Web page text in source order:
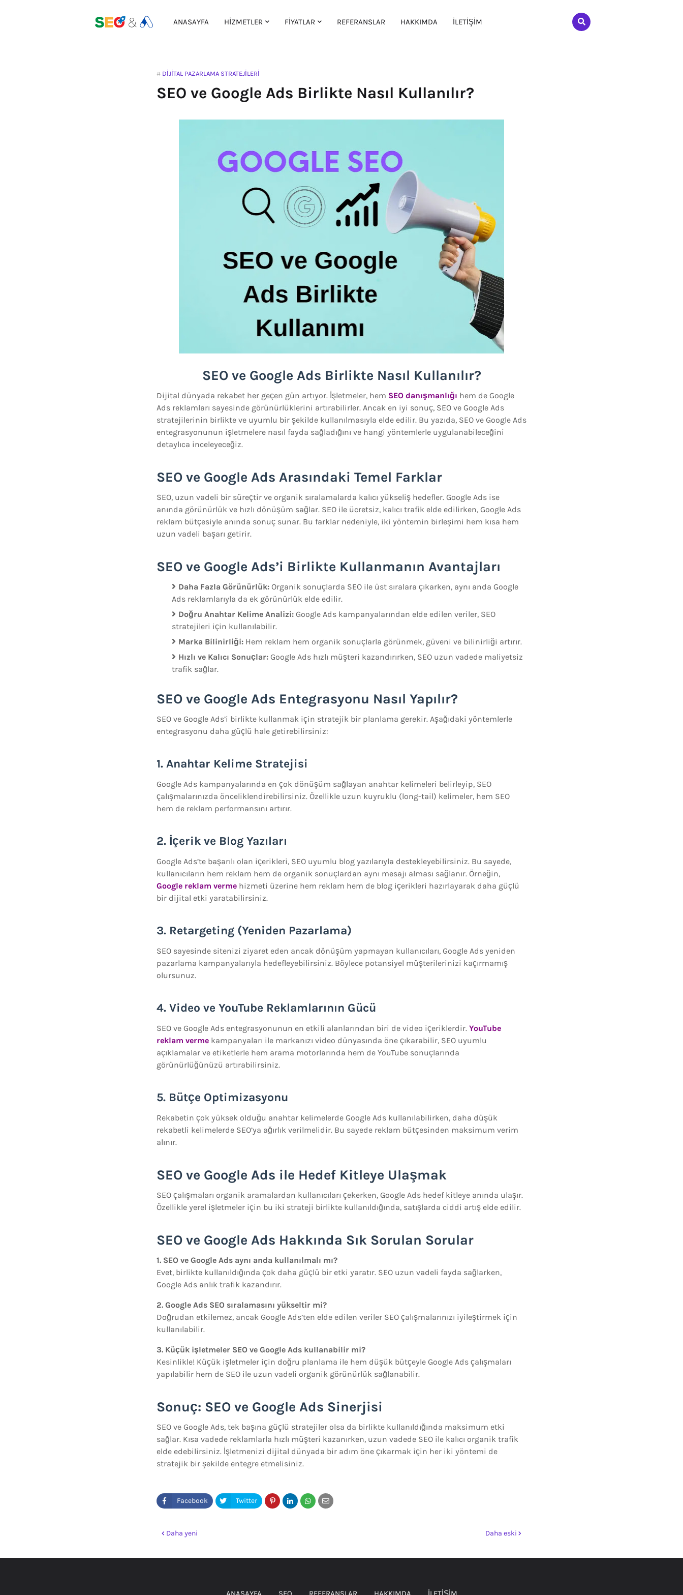
ANASAYFA HİZMETLER FİYATLAR REFERANSLAR HAKKIMDA İLETİŞİM
DIJITAL PAZARLAMA STRATEJILERI
SEO ve Google Ads Birlikte Nasıl Kullanılır?
SEO ve Google Ads Birlikte Nasıl Kullanılır?
Dijital dünyada rekabet her geçen gün artıyor. İşletmeler, hem SEO danışmanlığı hem de Google
Ads reklamları sayesinde görünürlüklerini artırabilirler. Ancak en iyi sonuç, SEO ve Google Ads
stratejilerinin birlikte ve uyumlu bir şekilde kullanılmasıyla elde edilir. Bu yazıda, SEO ve Google Ads
entegrasyonunun işletmelere nasıl fayda sağladığını ve hangi yöntemlerle uygulanabileceğini
detaylıca inceleyeceğiz.
SEO ve Google Ads Arasındaki Temel Farklar
SEO, uzun vadeli bir süreçtir ve organik sıralamalarda kalıcı yükseliş hedefler. Google Ads ise
anında görünürlük ve hızlı dönüşüm sağlar. SEO ile ücretsiz, kalıcı trafik elde edilirken, Google Ads
reklam bütçesiyle anında sonuç sunar. Bu farklar nedeniyle, iki yöntemin birleşimi hem kısa hem
uzun vadeli başarı getirir.
SEO ve Google Ads’i Birlikte Kullanmanın Avantajları
Daha Fazla Görünürlük: Organik sonuçlarda SEO ile üst sıralara çıkarken, aynı anda Google
Ads reklamlarıyla da ek görünürlük elde edilir.
Doğru Anahtar Kelime Analizi: Google Ads kampanyalarından elde edilen veriler, SEO
stratejileri için kullanılabilir.
Marka Bilinirliği: Hem reklam hem organik sonuçlarla görünmek, güveni ve bilinirliği artırır.
Hızlı ve Kalıcı Sonuçlar: Google Ads hızlı müşteri kazandırırken, SEO uzun vadede maliyetsiz
trafik sağlar.
SEO ve Google Ads Entegrasyonu Nasıl Yapılır?
SEO ve Google Ads’i birlikte kullanmak için stratejik bir planlama gerekir. Aşağıdaki yöntemlerle
entegrasyonu daha güçlü hale getirebilirsiniz:
1. Anahtar Kelime Stratejisi
Google Ads kampanyalarında en çok dönüşüm sağlayan anahtar kelimeleri belirleyip, SEO
çalışmalarınızda önceliklendirebilirsiniz. Özellikle uzun kuyruklu (long-tail) kelimeler, hem SEO
hem de reklam performansını artırır.
2. İçerik ve Blog Yazıları
Google Ads’te başarılı olan içerikleri, SEO uyumlu blog yazılarıyla destekleyebilirsiniz. Bu sayede,
kullanıcıların hem reklam hem de organik sonuçlardan aynı mesajı alması sağlanır. Örneğin,
Google reklam verme hizmeti üzerine hem reklam hem de blog içerikleri hazırlayarak daha güçlü
bir dijital etki yaratabilirsiniz.
3. Retargeting (Yeniden Pazarlama)
SEO sayesinde sitenizi ziyaret eden ancak dönüşüm yapmayan kullanıcıları, Google Ads yeniden
pazarlama kampanyalarıyla hedefleyebilirsiniz. Böylece potansiyel müşterilerinizi kaçırmamış
olursunuz.
4. Video ve YouTube Reklamlarının Gücü
SEO ve Google Ads entegrasyonunun en etkili alanlarından biri de video içeriklerdir. YouTube
reklam verme kampanyaları ile markanızı video dünyasında öne çıkarabilir, SEO uyumlu
açıklamalar ve etiketlerle hem arama motorlarında hem de YouTube sonuçlarında
görünürlüğünüzü artırabilirsiniz.
5. Bütçe Optimizasyonu
Rekabetin çok yüksek olduğu anahtar kelimelerde Google Ads kullanılabilirken, daha düşük
rekabetli kelimelerde SEO’ya ağırlık verilmelidir. Bu sayede reklam bütçesinden maksimum verim
alınır.
SEO ve Google Ads ile Hedef Kitleye Ulaşmak
SEO çalışmaları organik aramalardan kullanıcıları çekerken, Google Ads hedef kitleye anında ulaşır.
Özellikle yerel işletmeler için bu iki strateji birlikte kullanıldığında, satışlarda ciddi artış elde edilir.
SEO ve Google Ads Hakkında Sık Sorulan Sorular
1. SEO ve Google Ads aynı anda kullanılmalı mı?
Evet, birlikte kullanıldığında çok daha güçlü bir etki yaratır. SEO uzun vadeli fayda sağlarken,
Google Ads anlık trafik kazandırır.
2. Google Ads SEO sıralamasını yükseltir mi?
Doğrudan etkilemez, ancak Google Ads’ten elde edilen veriler SEO çalışmalarınızı iyileştirmek için
kullanılabilir.
3. Küçük işletmeler SEO ve Google Ads kullanabilir mi?
Kesinlikle! Küçük işletmeler için doğru planlama ile hem düşük bütçeyle Google Ads çalışmaları
yapılabilir hem de SEO ile uzun vadeli organik görünürlük sağlanabilir.
Sonuç: SEO ve Google Ads Sinerjisi
SEO ve Google Ads, tek başına güçlü stratejiler olsa da birlikte kullanıldığında maksimum etki
sağlar. Kısa vadede reklamlarla hızlı müşteri kazanırken, uzun vadede SEO ile kalıcı organik trafik
elde edebilirsiniz. İşletmenizi dijital dünyada bir adım öne çıkarmak için her iki yöntemi de
stratejik bir şekilde entegre etmelisiniz.
Daha yeni Daha eski